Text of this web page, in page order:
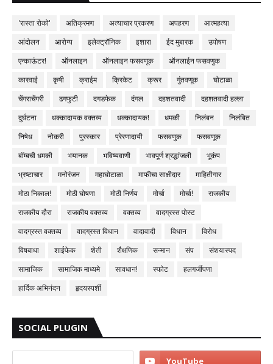
'रास्ता रोको' अतिक्रमण अत्याचार प्रकरण अपहरण
आत्महत्या
आंदोलन
आरोग्य इलेक्ट्रॉनिक इशारा ईद मुबारक
उपोषण
एन्काऊंटर!
ऑनलाइन ऑनलाइन फसवणूक
ऑनलाईन फसवणुक
कारवाई
कृषी क्राईम क्रिकेट क्रूर गुंतवणूक
घोटाळा
चेंगराचेंगरी
ढगफुटी दगडफेक दंगल दहशतवादी
दहशतवादी हल्ला
दुर्घटना
धक्कादायक वक्तव्य धक्कादायक! धमकी निलंबन
निलंबित
निषेध
नोकरी पुरस्कार प्रेरणादायी फसवणुक
फसवणूक
बॉम्बची धमकी
भयानक भविष्यवाणी भावपूर्ण श्रद्धांजली
भूकंप
भ्रष्टाचार
मनोरंजन महाघोटाळा माफीचा साक्षीदार
माहितीगार
मोठा निकाल!
मोठी घोषणा मोठी निर्णय मोर्चा मोर्चा!
राजकीय
राजकीय दौरा
राजकीय वक्तव्य वक्तव्य
वादग्रस्त पोस्ट
वादग्रस्त वक्तव्य
वादग्रस्त विधान वादावादी विधान
विरोध
विषबाधा
शाईफेक शेती शैक्षणिक सन्मान संप
संशयास्पद
सामाजिक
सामाजिक माध्यमे सावधान! स्फोट
हलगर्जीपणा
हार्दिक अभिनंदन
हृदयस्पर्शी
SOCIAL PLUGIN